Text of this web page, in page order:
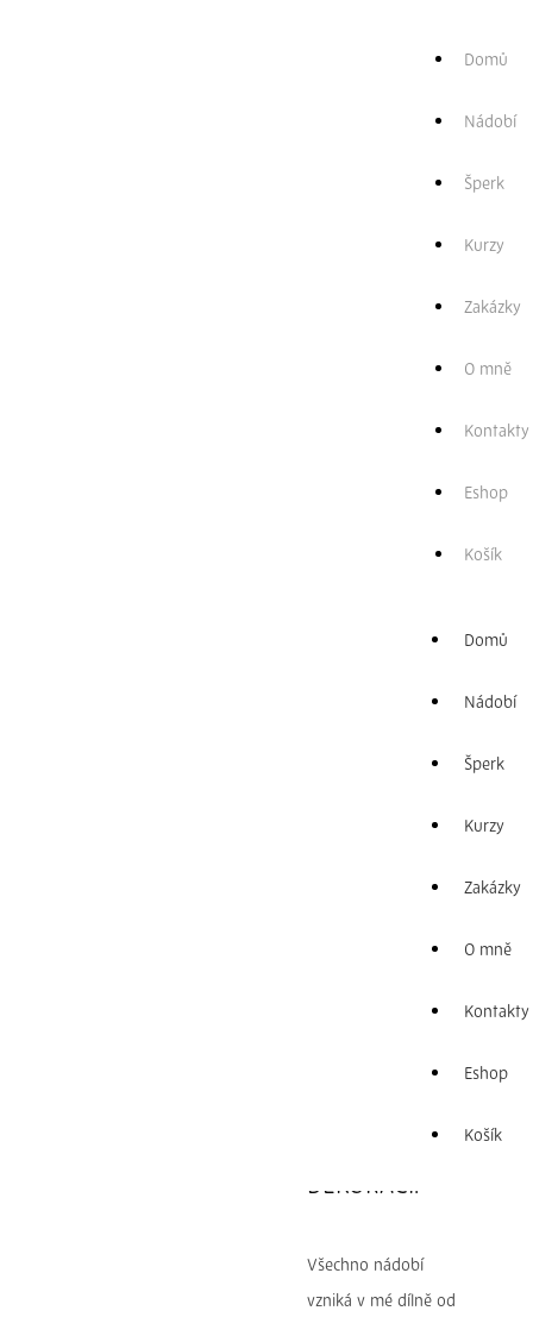
Domů
Nádobí
Šperk
Kurzy
Zakázky
O mně
Kontakty
Eshop
Košík
Domů
Nádobí
Šperk
Kurzy
Zakázky
O mně
Kontakty
Eshop
Košík
krajina
PORCELÁNOVÝ
PLASTICKOU
DEKORACÍ.
Všechno nádobí
vzniká v mé dílně od